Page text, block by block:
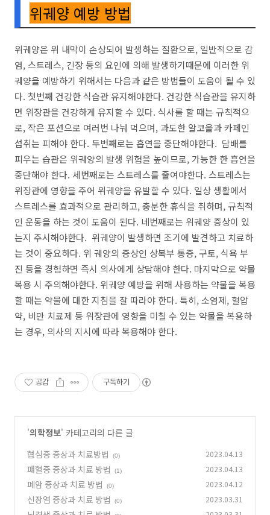
위궤양 예방 방법
위궤양은 위 내막이 손상되어 발생하는 질환으로, 일반적으로 감
염, 스트레스, 긴장 등의 요인에 의해 발생하기때문에 이러한 위
궤양을 예방하기 위해서는 다음과 같은 방법들이 도움이 될 수 있
다. 첫번째 건강한 식습관 유지해야한다. 건강한 식습관을 유지하
면 위장관을 건강하게 유지할 수 있다. 식사를 할 때는 규칙적으
로, 작은 포션으로 여러번 나눠 먹으며, 과도한 알코올과 카페인
섭취는 피해야 한다. 두번째로는 흡연을 중단해야한다. 담배를
피우는 습관은 위궤양의 발생 위험을 높이므로, 가능한 한 흡연을
중단해야 한다. 세번째로는 스트레스를 줄여야한다. 스트레스는
위장관에 영향을 주어 위궤양을 유발할 수 있다. 일상 생활에서
스트레스를 효과적으로 관리하고, 충분한 휴식을 취하며, 규칙적
인 운동을 하는 것이 도움이 된다. 네번째로는 위궤양 증상이 있
는지 주시해야한다. 위궤양이 발생하면 조기에 발견하고 치료하
는 것이 중요하다. 위 궤양의 증상인 상복부 통증, 구토, 식욕 부
진 등을 경험하면 즉시 의사에게 상담해야 한다. 마지막으로 약물
복용 시 주의해야한다. 위궤양 예방을 위해 사용하는 약물을 복용
할 때는 약물에 대한 지침을 잘 따라야 한다. 특히, 소염제, 혈압
약, 비만 치료제 등 위장관에 영향을 미칠 수 있는 약물을 복용하
는 경우, 의사의 지시에 따라 복용해야 한다.
공감 구독하기
'의학정보' 카테고리의 다른 글
협심증 증상과 치료방법
(0) 2023.04.13
패혈증 증상과 치료 방법 (1) 2023.04.13
폐암 증상과 치료 방법 (0) 2023.04.12
신장염 증상과 치료 방법 (0) 2023.03.31